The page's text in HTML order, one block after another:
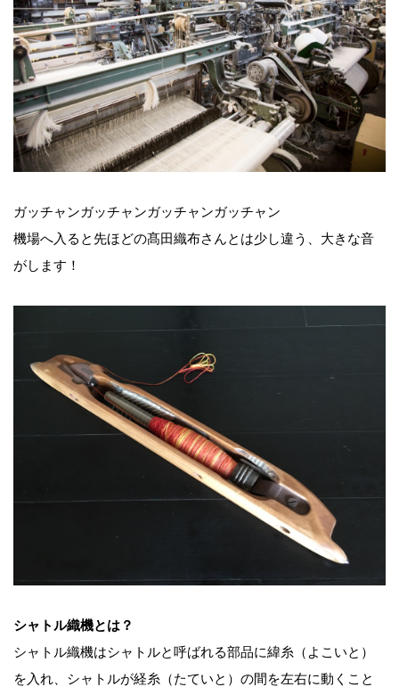
ガッチャンガッチャンガッチャンガッチャン
機場へ入ると先ほどの髙田織布さんとは少し違う、大きな音
がします！
シャトル織機とは？
シャトル織機はシャトルと呼ばれる部品に緯糸（よこいと）
を入れ、シャトルが経糸（たていと）の間を左右に動くこと